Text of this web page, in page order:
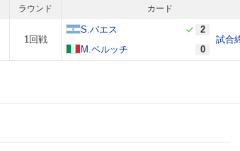
ラウンド カード
1回戦
S.バエス
2
M.ベルッチ
0
試合